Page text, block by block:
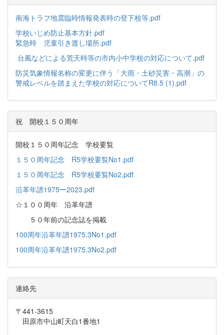
南海トラフ地震臨時情報発表時の登下校等.pdf
学校いじめ防止基本方針.pdf
緊急時 児童引き渡し場所.pdf
台風などによる荒天時等の市内小中学校の対応について.pdf
防災気象情報名称の変更に伴う「大雨・土砂災害・高潮」の
警戒レベルを踏まえた学校の対応についてR8.5 (1).pdf
祝 開校１５０周年
開校１５０周年記念 学校要覧
１５０周年記念 R5学校要覧No1.pdf
１５０周年記念 R5学校要覧No2.pdf
沿革年譜1975ー2023.pdf
☆１００周年 沿革年譜
５０年前の記念誌を掲載
100周年沿革年譜1975.3No1.pdf
100周年沿革年譜1975.3No2.pdf
連絡先
〒441-3615
田原市中山町天白1番地1